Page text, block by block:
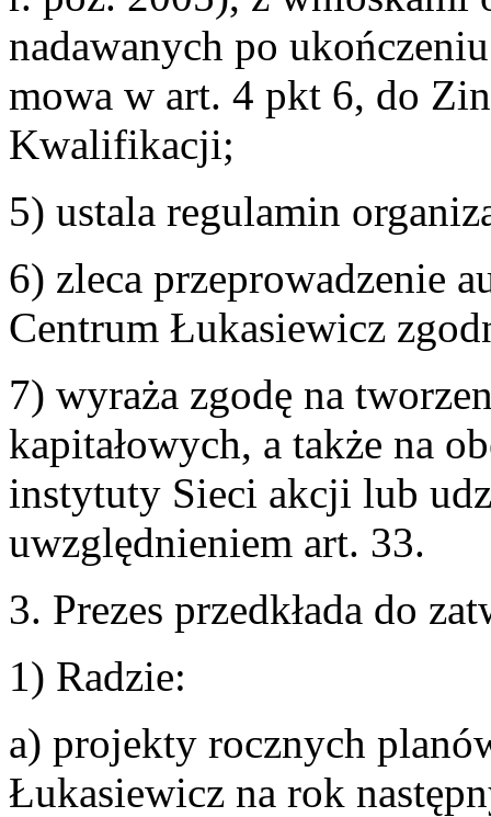
nadawanych po
mowa w art. 4 pkt 6, do
Kwalifikacji;
5) ustala regulamin
6) zleca przeprowadzenie
Centrum Łukasiewicz
7) wyraża zgodę na
kapitałowych, a także na
instytuty Sieci akcji lub
uwzględnieniem art. 33.
3. Prezes przedkłada do
1) Radzie:
a) projekty rocznych
Łukasiewicz na rok